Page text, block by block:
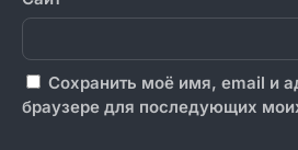
Сохранить моё имя, email и
браузере для последующих